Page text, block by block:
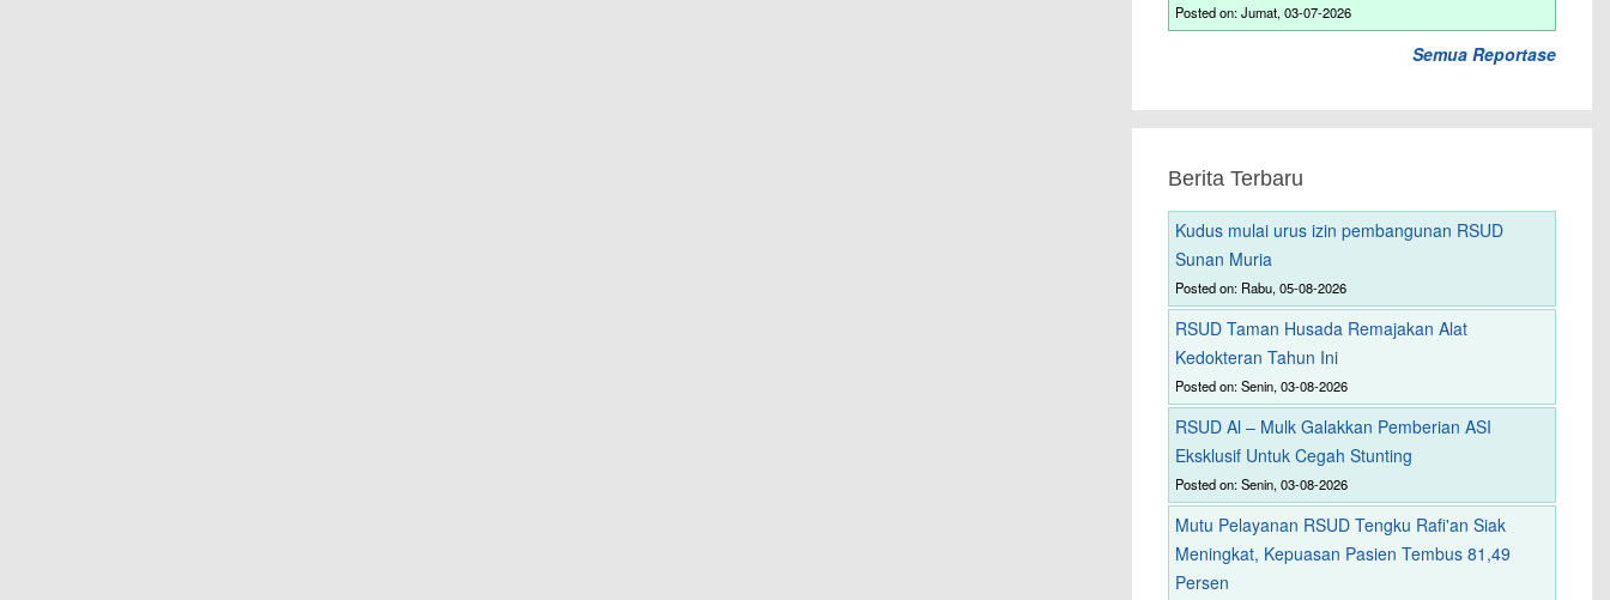
Posted on: Jumat, 03-07-2026
Semua Reportase
Berita Terbaru
Kudus mulai urus izin pembangunan RSUD
Sunan Muria
Posted on: Rabu, 05-08-2026
RSUD Taman Husada Remajakan Alat
Kedokteran Tahun Ini
Posted on: Senin, 03-08-2026
RSUD Al – Mulk Galakkan Pemberian ASI
Eksklusif Untuk Cegah Stunting
Posted on: Senin, 03-08-2026
Mutu Pelayanan RSUD Tengku Rafi'an Siak
Meningkat, Kepuasan Pasien Tembus 81,49
Persen